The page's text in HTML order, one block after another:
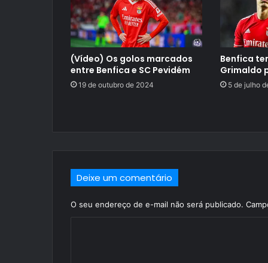
(Vídeo) Os golos marcados
entre Benfica e SC Pevidém
19 de outubro de 2024
Benfica
Grimaldo
5 de julho
Deixe um comentário
O seu endereço de e-mail não será publicado.